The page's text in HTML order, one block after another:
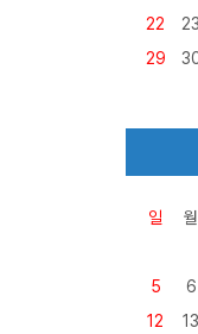
22
29
일 월
5
6
12
13